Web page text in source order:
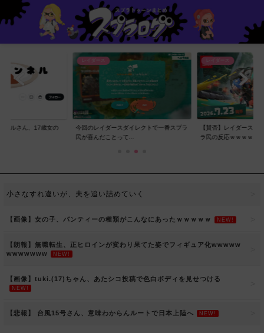
ネルさん、17歳女の
レイダース
今回のレイダースダイレクトで一番スプラ
民が喜んだことって...
レイダース
【賛否】レイダースダ
ラ民の反応ｗｗｗｗ...
小さなすれ違いが、夫を追い詰めていく
【画像】女の子、パンティーの種類がこんなにあったｗｗｗｗｗ NEW!
【朗報】無職転生、正ヒロインが変わり果てた姿でフィギュア化wwwww
wwwwwww
NEW!
【画像】tuki.(17)ちゃん、あたシコ投稿で色白ボディを見せつける
NEW!
【悲報】 台風15号さん、意味わからんルートで日本上陸へ NEW!